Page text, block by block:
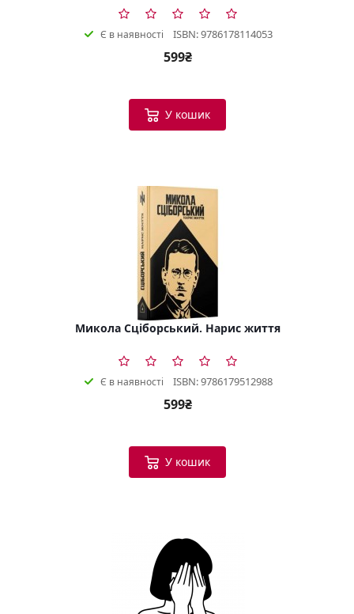
Є в наявності ISBN: 9786178114053
599₴
У кошик
Микола Сціборський. Нарис життя
Є в наявності ISBN: 9786179512988
599₴
У кошик